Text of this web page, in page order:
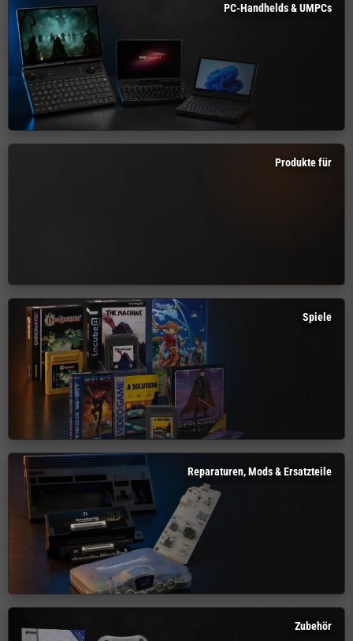
PC-Handhelds & UMPCs
Produkte für
Spiele
Reparaturen, Mods & Ersatzteile
Zubehör